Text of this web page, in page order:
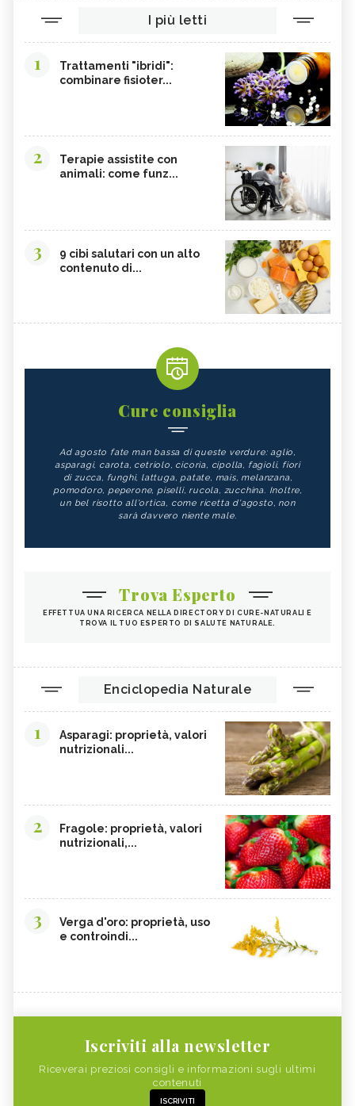
I più letti
1
Trattamenti "ibridi":
combinare fisioter...
2
Terapie assistite con
animali: come funz...
3
9 cibi salutari con un alto
contenuto di...
Cure consiglia
Ad agosto fate man bassa di queste verdure: aglio,
asparagi, carota, cetriolo, cicoria, cipolla, fagioli, fiori
di zucca, funghi, lattuga, patate, mais, melanzana,
pomodoro, peperone, piselli, rucola, zucchina. Inoltre,
un bel risotto all'ortica, come ricetta d'agosto, non
sarà davvero niente male.
Trova Esperto
EFFETTUA UNA RICERCA NELLA DIRECTORY DI CURE-NATURALI E
TROVA IL TUO ESPERTO DI SALUTE NATURALE.
Enciclopedia Naturale
1
Asparagi: proprietà, valori
nutrizionali...
2
Fragole: proprietà, valori
nutrizionali,...
3
Verga d'oro: proprietà, uso
e controindi...
Iscriviti alla newsletter
Riceverai preziosi consigli e informazioni sugli ultimi
contenuti
ISCRIVITI